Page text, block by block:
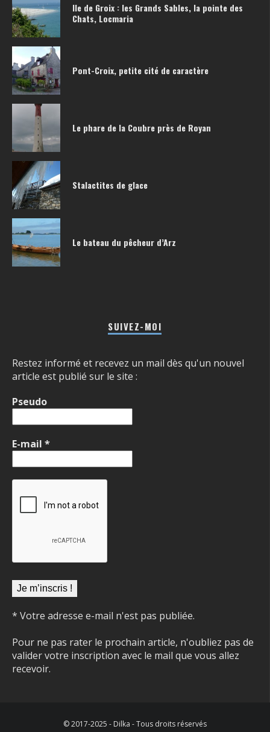
Ile de Groix : les Grands Sables, la pointe des
Chats, Locmaria
Pont-Croix, petite cité de caractère
Le phare de la Coubre près de Royan
Stalactites de glace
Le bateau du pêcheur d’Arz
SUIVEZ-MOI
Restez informé et recevez un mail dès qu'un nouvel
article est publié sur le site :
Pseudo
E-mail *
* Votre adresse e-mail n'est pas publiée.
Pour ne pas rater le prochain article, n'oubliez pas de
valider votre inscription avec le mail que vous allez
recevoir.
© 2017-2025 - Dilka - Tous droits réservés